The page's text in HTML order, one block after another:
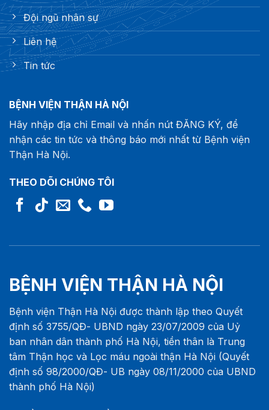
Đội ngũ nhân sự
Liên hệ
Tin tức
BỆNH VIỆN THẬN HÀ NỘI
Hãy nhập địa chỉ Email và nhấn nút ĐĂNG KÝ, để
nhận các tin tức và thông báo mới nhất từ Bệnh viện
Thận Hà Nội.
THEO DÕI CHÚNG TÔI
BỆNH VIỆN THẬN HÀ NỘI
Bệnh viện Thận Hà Nội được thành lập theo Quyết
định số 3755/QĐ- UBND ngày 23/07/2009 của Uỷ
ban nhân dân thành phố Hà Nội, tiền thân là Trung
tâm Thận học và Lọc máu ngoài thận Hà Nội (Quyết
định số 98/2000/QĐ- UB ngày 08/11/2000 của UBND
thành phố Hà Nội)